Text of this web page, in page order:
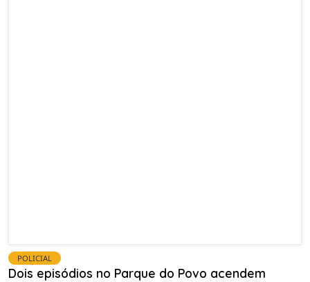
POLICIAL
Dois episódios no Parque do Povo acendem